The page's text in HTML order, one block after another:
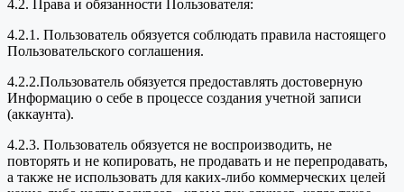
4.2. Права и обязанности Пользователя:
4.2.1. Пользователь обязуется соблюдать правила настоящего
Пользовательского соглашения.
4.2.2.Пользователь обязуется предоставлять достоверную
Информацию о себе в процессе создания учетной записи
(аккаунта).
4.2.3. Пользователь обязуется не воспроизводить, не
повторять и не копировать, не продавать и не перепродавать,
а также не использовать для каких-либо коммерческих целей